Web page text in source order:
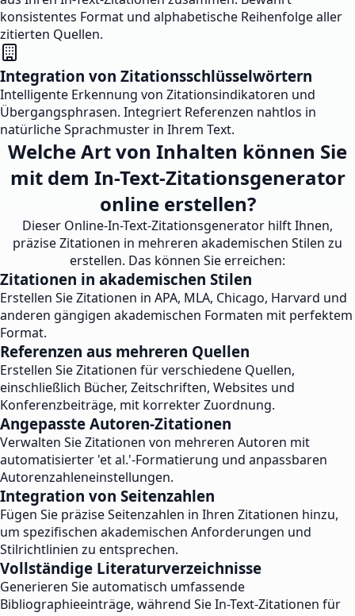
konsistentes Format und alphabetische Reihenfolge aller
zitierten Quellen.
Integration von Zitationsschlüsselwörtern
Intelligente Erkennung von Zitationsindikatoren und
Übergangsphrasen. Integriert Referenzen nahtlos in
natürliche Sprachmuster in Ihrem Text.
Welche Art von Inhalten können Sie
mit dem In-Text-Zitationsgenerator
online erstellen?
Dieser Online-In-Text-Zitationsgenerator hilft Ihnen,
präzise Zitationen in mehreren akademischen Stilen zu
erstellen. Das können Sie erreichen:
Zitationen in akademischen Stilen
Erstellen Sie Zitationen in APA, MLA, Chicago, Harvard und
anderen gängigen akademischen Formaten mit perfektem
Format.
Referenzen aus mehreren Quellen
Erstellen Sie Zitationen für verschiedene Quellen,
einschließlich Bücher, Zeitschriften, Websites und
Konferenzbeiträge, mit korrekter Zuordnung.
Angepasste Autoren-Zitationen
Verwalten Sie Zitationen von mehreren Autoren mit
automatisierter 'et al.'-Formatierung und anpassbaren
Autorenzahleneinstellungen.
Integration von Seitenzahlen
Fügen Sie präzise Seitenzahlen in Ihren Zitationen hinzu,
um spezifischen akademischen Anforderungen und
Stilrichtlinien zu entsprechen.
Vollständige Literaturverzeichnisse
Generieren Sie automatisch umfassende
Bibliographieeinträge, während Sie In-Text-Zitationen für